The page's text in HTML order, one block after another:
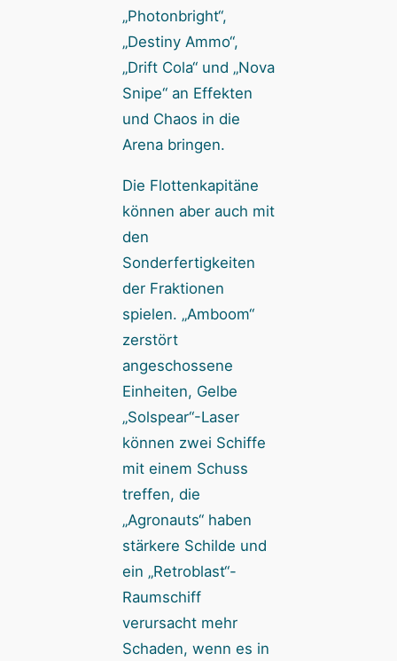
„Photonbright“,
„Destiny Ammo“,
„Drift Cola“ und „Nova
Snipe“ an Effekten
und Chaos in die
Arena bringen.
Die Flottenkapitäne
können aber auch mit
den
Sonderfertigkeiten
der Fraktionen
spielen. „Amboom“
zerstört
angeschossene
Einheiten, Gelbe
„Solspear“-Laser
können zwei Schiffe
mit einem Schuss
treffen, die
„Agronauts“ haben
stärkere Schilde und
ein „Retroblast“-
Raumschiff
verursacht mehr
Schaden, wenn es in